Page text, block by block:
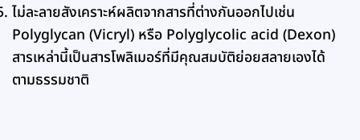
ไม่ละลายสังเคราะห์ผลิตจากสารที่ต่างกันออกไปเช่น
Polyglycan (Vicryl) หรือ Polyglycolic acid (Dexon)
สารเหล่านี้เป็นสารโพลิเมอร์ที่มีคุณสมบัติย่อยสลายเองได้
ตามธรรมชาติ